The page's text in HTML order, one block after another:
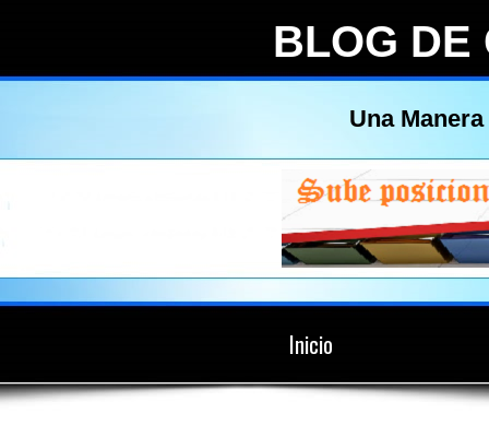
BLOG DE
Una
Inicio